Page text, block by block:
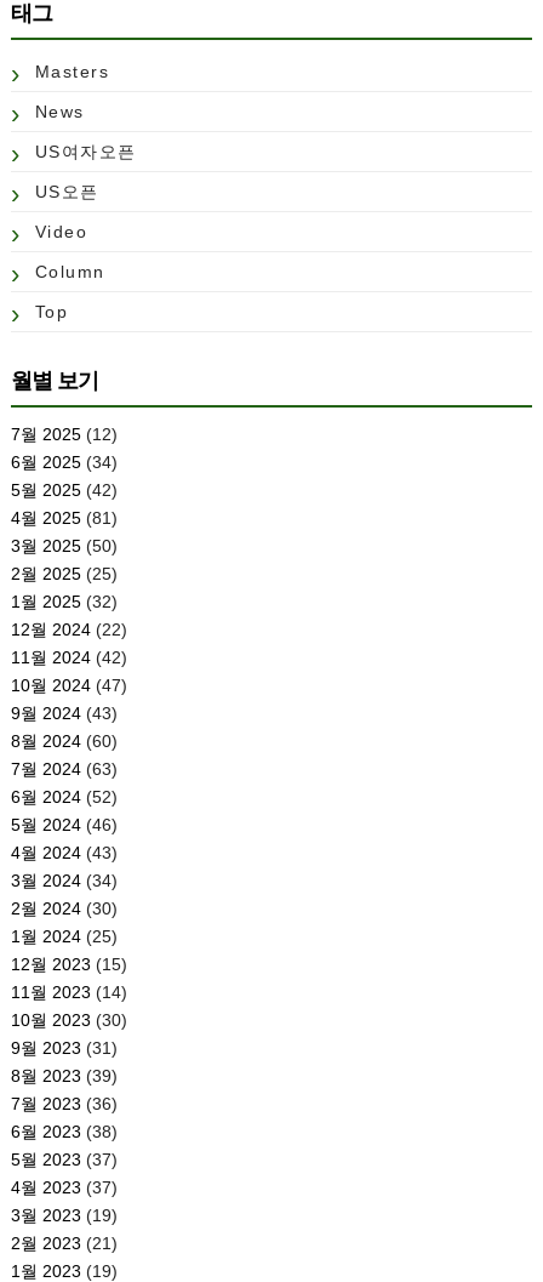
태그
Masters
News
US여자오픈
US오픈
Video
Column
Top
월별 보기
7월 2025(12)
6월 2025(34)
5월 2025(42)
4월 2025(81)
3월 2025(50)
2월 2025(25)
1월 2025(32)
12월 2024(22)
11월 2024(42)
10월 2024(47)
9월 2024(43)
8월 2024(60)
7월 2024(63)
6월 2024(52)
5월 2024(46)
4월 2024(43)
3월 2024(34)
2월 2024(30)
1월 2024(25)
12월 2023 (15)
11월 2023 (14)
10월 2023 (30)
9월 2023 (31)
8월 2023 (39)
7월 2023 (36)
6월 2023 (38)
5월 2023 (37)
4월 2023 (37)
3월 2023 (19)
2월 2023 (21)
1월 2023 (19)